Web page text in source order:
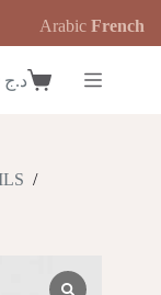
د.ج
/
Arabic French